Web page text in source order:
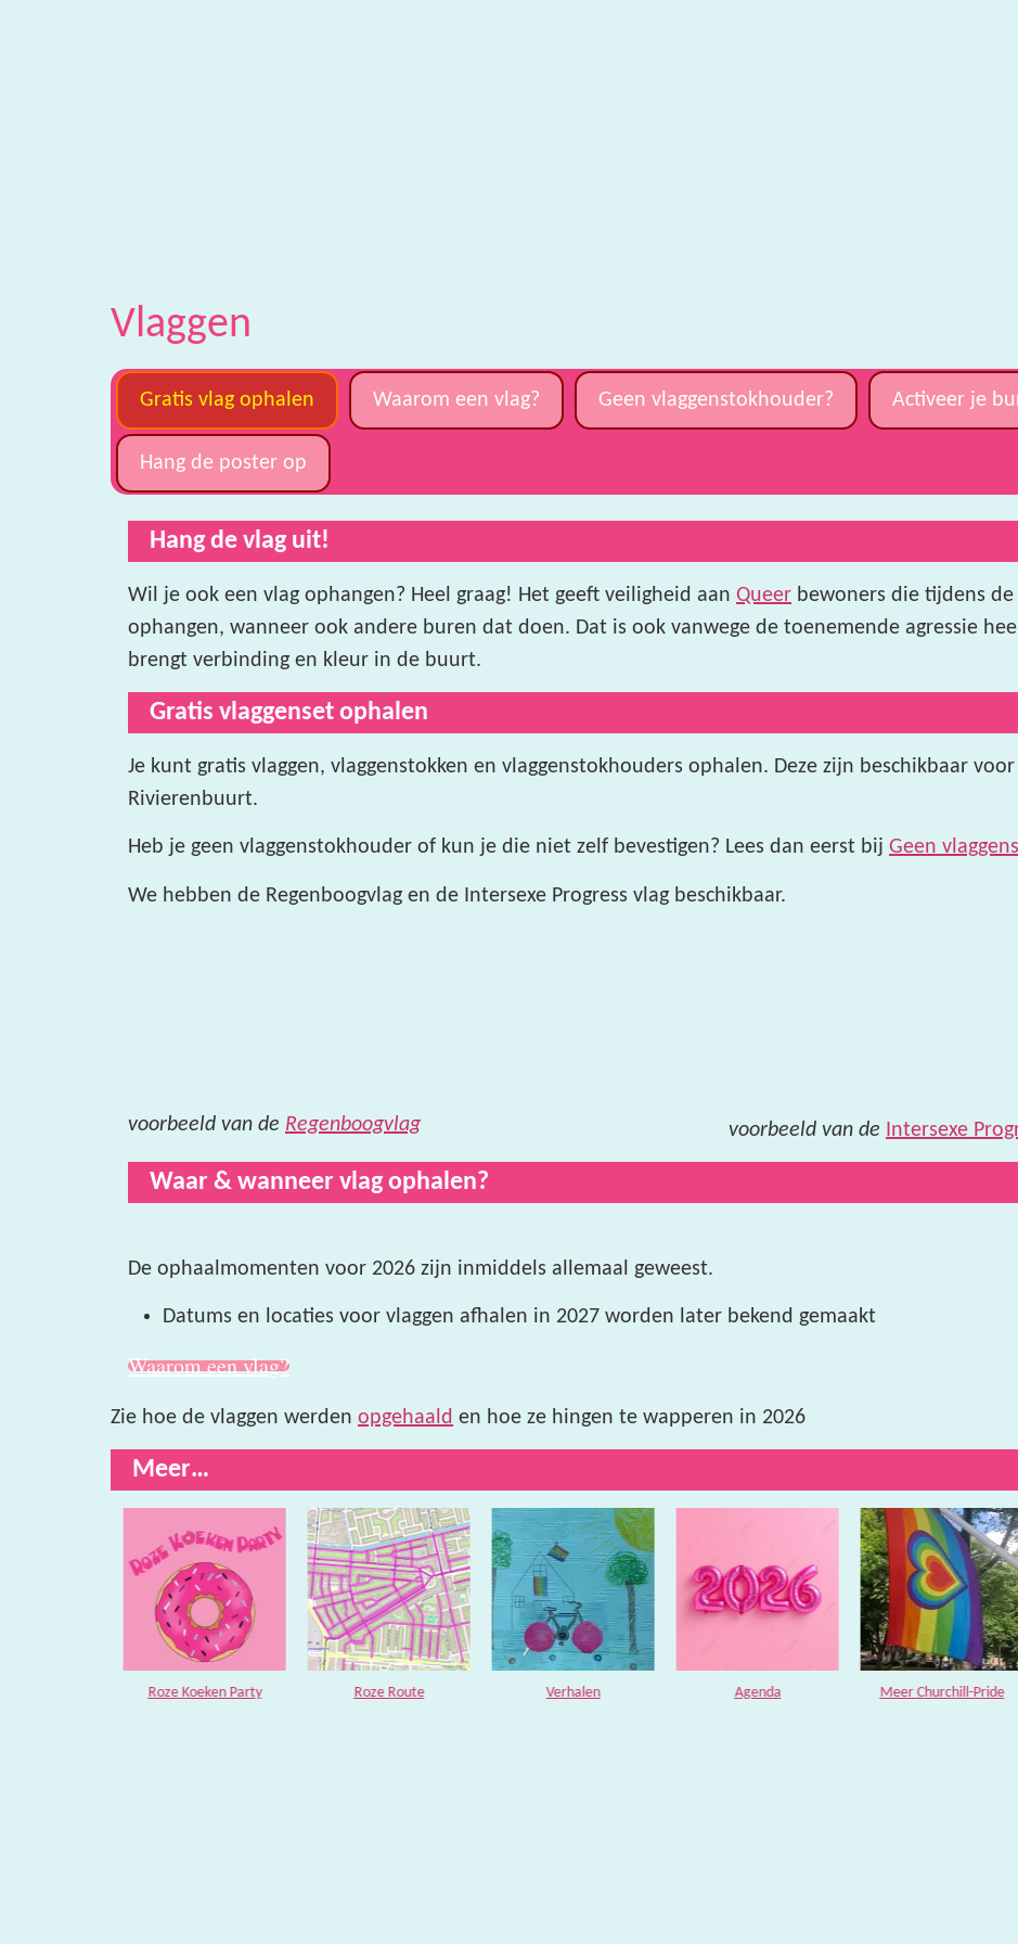
Vlaggen
Gratis vlag ophalen Waarom een vlag? Geen vlaggenstokhouder? Activeer je
Hang de poster op
Hang de vlag uit!
Wil je ook een vlag ophangen? Heel graag! Het geeft veiligheid aan Queer bewoners die tijdens
ophangen, wanneer ook andere buren dat doen. Dat is ook vanwege de toenemende agressie
brengt verbinding en kleur in de buurt.
Gratis vlaggenset ophalen
Je kunt gratis vlaggen, vlaggenstokken en vlaggenstokhouders ophalen. Deze zijn beschikbaar
Rivierenbuurt.
Heb je geen vlaggenstokhouder of kun je die niet zelf bevestigen? Lees dan eerst bij Geen
We hebben de Regenboogvlag en de Intersexe Progress vlag beschikbaar.
voorbeeld van de Regenboogvlag voorbeeld van de Intersexe
Waar & wanneer vlag ophalen?
De ophaalmomenten voor 2026 zijn inmiddels allemaal geweest.
Datums en locaties voor vlaggen afhalen in 2027 worden later bekend gemaakt
Waarom een vlag?
Zie hoe de vlaggen werden opgehaald en hoe ze hingen te wapperen in 2026
Meer…
Roze Koeken Party Roze Route Verhalen Agenda Meer Churchill-Pride